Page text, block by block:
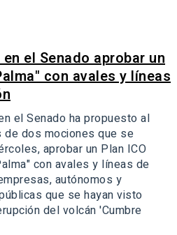
en el Senado aprobar un
con avales y líneas
el Senado ha propuesto al
de dos mociones que se
aprobar un Plan ICO
con avales y líneas de
autónomos y
que se hayan visto
del volcán 'Cumbre